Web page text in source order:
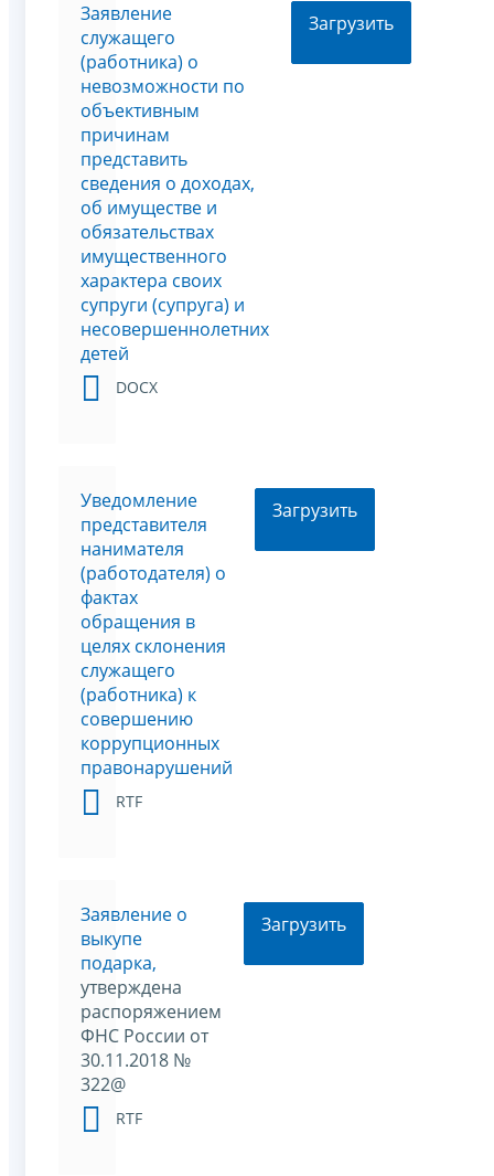
Заявление
служащего
(работника) о
невозможности по
объективным
причинам
представить
сведения о доходах,
об имуществе и
обязательствах
имущественного
характера своих
супруги (супруга) и
несовершеннолетних
детей
DOCX
Загрузить
Уведомление
представителя
нанимателя
(работодателя) о
фактах
обращения в
целях склонения
служащего
(работника) к
совершению
коррупционных
правонарушений
RTF
Загрузить
Заявление о
выкупе
подарка,
утверждена
распоряжением
ФНС России от
30.11.2018 №
322@
RTF
Загрузить